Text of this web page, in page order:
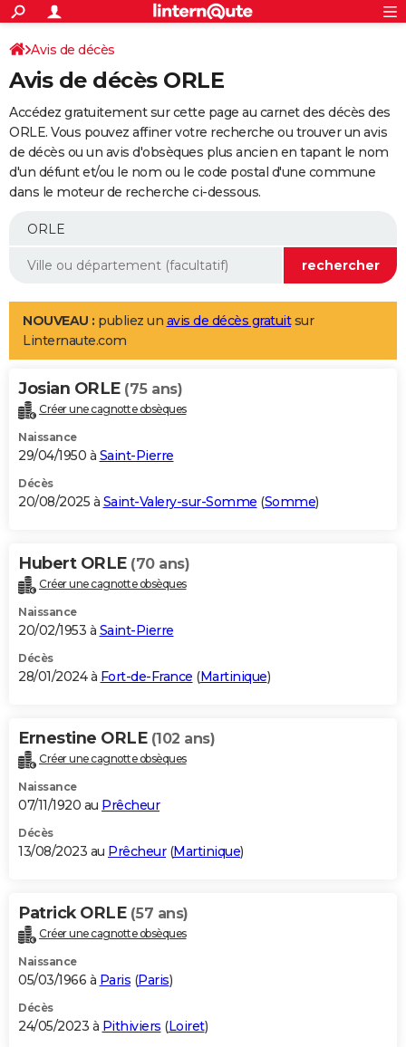
ACTUALITÉS
Politique
Société
Faits Divers
Education
Monde
Villes
+
SPORT
Coupe du monde 2026
Football
Tennis
Cyclisme
Rugby
Forum
Programme TV
TNT
Streaming
Cinéma
Sorties cinéma
Musique
+
FINANCE
Retraite
Impôts
Epargne
Immobilier
Risques naturels par ville
Banque
Assurance
Crédit
AUTO
Essais
Réserver un essai
Citadines
Berlines
SUV
Forum auto
+
Mobiles
Meilleur smartphone
Internet
Ordinateurs
Jeux vidéo
Guide high-tech
Aménagement intérieur
LIFESTYLE
Art de vivre
Bien-être
Loisirs
Mode
Modes de vie
Alimentation
Guide de la santé
Maladies
Médicaments
Sommeil
VOYAGE
Destinations
City break
Voyage nature
Voyage de noces
Forum
Climat
+PHOTO
GUIDES D'ACHAT
BONS PLANS
Carte de Noël
Carte Bonne année
Carte Saint-Valentin
Carte Pâques
Carte d'anniversaire
DICTIONNAIRE
Dictionnaire
Biographies
Citations
Expressions
Proverbes
PROGRAMME TV
S'inscrire
Se connecter
Lycées
Collèges
Primaires
Universités
Entreprises
Service militaire
Avis de recherche
AVIS DE DÉCÈS
Bricolage
Lifestyle
Culture
Sport
Auto
Television
Voyage
Cinema
Avis de décès
Avis de décès ORLE
Accédez gratuitement sur cette page au carnet des décès des
ORLE. Vous pouvez affiner votre recherche ou trouver un avis
de décès ou un avis d'obsèques plus ancien en tapant le nom
d'un défunt et/ou le nom ou le code postal d'une commune
dans le moteur de recherche ci-dessous.
NOUVEAU : publiez un avis de décès gratuitsur
Linternaute.com
Josian ORLE (75 ans)
Créer une cagnotte obsèques
Naissance
29/04/1950 à Saint-Pierre
Décès
20/08/2025 à Saint-Valery-sur-Somme (Somme)
Hubert ORLE (70 ans)
Créer une cagnotte obsèques
Naissance
20/02/1953 à Saint-Pierre
Décès
28/01/2024 à Fort-de-France (Martinique)
Ernestine ORLE (102 ans)
Créer une cagnotte obsèques
Naissance
07/11/1920 au Prêcheur
Décès
13/08/2023 au Prêcheur(Martinique)
Patrick ORLE (57 ans)
Créer une cagnotte obsèques
Naissance
05/03/1966 à Paris (Paris)
Décès
24/05/2023 à Pithiviers (Loiret)